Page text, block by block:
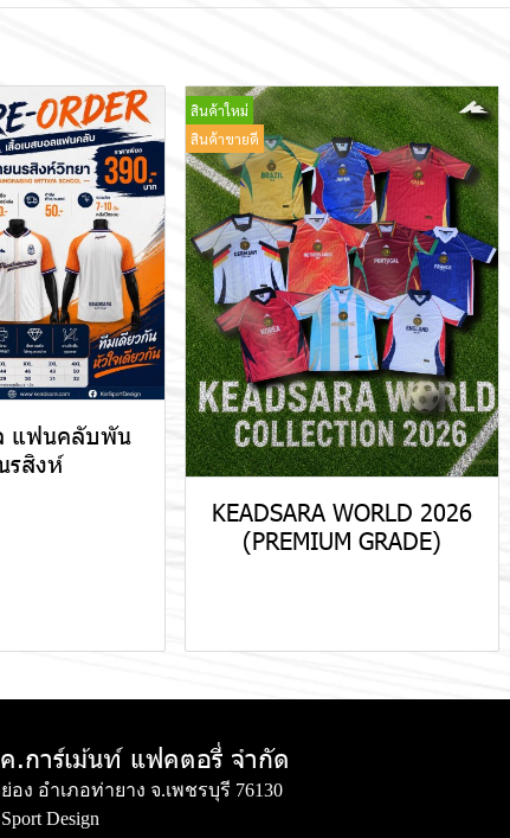
แฟนคลับพัน
รสิงห์
สินค้าใหม่
สินค้าขายดี
KEADSARA WORLD 2026
(PREMIUM GRADE)
.การ์เม้นท์ แฟคตอรี่ จำกัด
ง อำเภอท่ายาง จ.เพชรบุรี 76130
Design